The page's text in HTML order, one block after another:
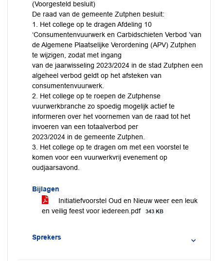
(Voorgesteld besluit)
De raad van de gemeente Zutphen besluit:
1. Het college op te dragen Afdeling 10
‘Consumentenvuurwerk en Carbidschieten Verbod ’van
de Algemene Plaatselijke Verordening (APV) Zutphen
te wijzigen, zodat met ingang
van de jaarwisseling 2023/2024 in de stad Zutphen een
algeheel verbod geldt op het afsteken van
consumentenvuurwerk.
2. Het college op te roepen de Zutphense
vuurwerkbranche zo spoedig mogelijk actief te
informeren over het voornemen van de raad tot het
invoeren van een totaalverbod per
2023/2024 in de gemeente Zutphen.
3. Het college op te dragen om met een voorstel te
komen voor een vuurwerkvrij evenement op
oudjaarsavond.
Bijlagen
Initiatiefvoorstel Oud en Nieuw weer een leuk
en veilig feest voor iedereen.pdf
343 KB
Sprekers